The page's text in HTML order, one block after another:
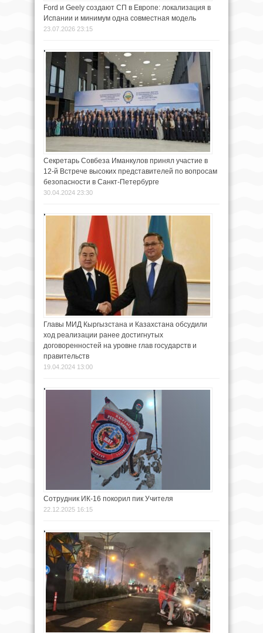
Ford и Geely создают СП в Европе: локализация в
Испании и минимум одна совместная модель
23.07.2026 23:15
Секретарь Совбеза Иманкулов принял участие в
12-й Встрече высоких представителей по вопросам
безопасности в Санкт-Петербурге
30.04.2024 23:30
Главы МИД Кыргызстана и Казахстана обсудили
ход реализации ранее достигнутых
договоренностей на уровне глав государств и
правительств
19.04.2024 13:00
Сотрудник ИК-16 покорил пик Учителя
22.12.2025 16:15